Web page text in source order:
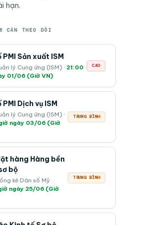
hạn.
CẦN THEO DÕI
PMI Sản xuất ISM
lý Cung ứng (ISM) · 21:00
01/06 (Giờ VN)
CAO
PMI Dịch vụ ISM
lý Cung ứng (ISM) ·
ngày 03/06 (Giờ
TRUNG BÌNH
hàng Hàng bền
bộ
kê Dân số Mỹ ·
ngày 25/06 (Giờ
TRUNG BÌNH